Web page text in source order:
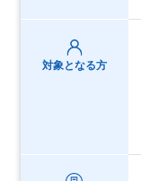
対象となる方